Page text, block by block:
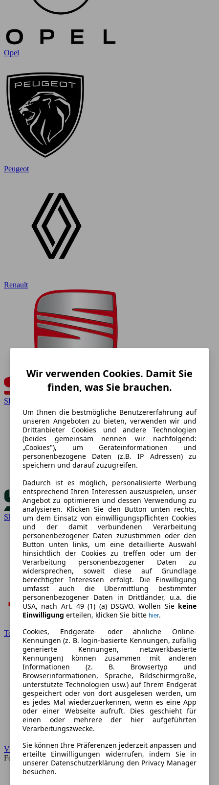
Opel
Peugeot
Renault
SEAT
Skoda
Toyota
VW
Forum
Wir verwenden Cookies. Damit Sie
finden, was Sie brauchen.
Um Ihnen die bestmögliche Benutzererfahrung auf
unseren Angeboten zu bieten, verwenden wir und
Drittanbieter Cookies und andere Technologien
(beides gemeinsam nennen wir nachfolgend:
„Cookies"), um Geräteinformationen und
personenbezogene Daten (z.B. IP Adressen) zu
speichern und darauf zuzugreifen.
Dadurch ist es möglich, personalisierte Werbung
entsprechend Ihren Interessen auszuspielen, unser
Angebot zu optimieren und dessen Verwendung zu
analysieren. Klicken Sie den Button unten rechts,
um dem Einsatz von einwilligungspflichten Cookies
und der damit verbundenen Verarbeitung
personenbezogener Daten zuzustimmen oder den
Button unten links, um eine detaillierte Auswahl
hinsichtlich der Cookies zu treffen oder um der
Verarbeitung personenbezogener Daten zu
widersprechen, soweit diese auf Grundlage
berechtigter Interessen erfolgt. Die Einwilligung
umfasst auch die Übermittlung bestimmter
personenbezogener Daten in Drittländer, u.a. die
USA, nach Art. 49 (1) (a) DSGVO. Wollen Sie keine
Einwilligung erteilen, klicken Sie bitte hier.
Cookies, Endgeräte- oder ähnliche Online-
Kennungen (z. B. login-basierte Kennungen, zufällig
generierte Kennungen, netzwerkbasierte
Kennungen) können zusammen mit anderen
Informationen (z. B. Browsertyp und
Browserinformationen, Sprache, Bildschirmgröße,
unterstützte Technologien usw.) auf Ihrem Endgerät
gespeichert oder von dort ausgelesen werden, um
es jedes Mal wiederzuerkennen, wenn es eine App
oder einer Webseite aufruft. Dies geschieht für
einen oder mehrere der hier aufgeführten
Verarbeitungszwecke.
Sie können Ihre Präferenzen jederzeit anpassen und
erteilte Einwilligungen widerrufen, indem Sie in
unserer Datenschutzerklärung den Privacy Manager
besuchen.